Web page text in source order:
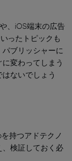
、iOS端末の広告
ったトピックも
ブリッシャーに
変わってしまう
ないでしょう
持つアドテクノ
、検証しておく必